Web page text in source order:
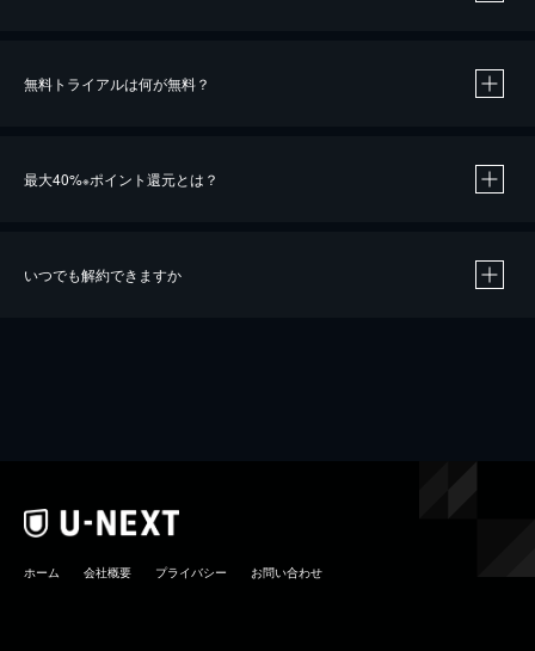
無料トライアルは何が無料？
最大40%※ポイント還元とは？
いつでも解約できますか
ホーム 会社概要 プライバシー お問い合わせ